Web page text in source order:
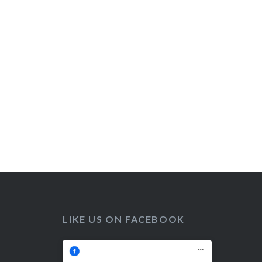
LIKE US ON FACEBOOK